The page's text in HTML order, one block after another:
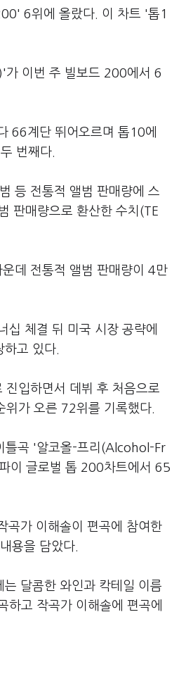
6위에 올랐다. 이 차트 '톱1
이번 주 빌보드 200에서 6
66계단 뛰어오르며 톱10에
번째다.
등 전통적 앨범 판매량에 스
판매량으로 환산한 수치(TE
데 전통적 앨범 판매량이 4만
십 체결 뒤 미국 시장 공략에
고 있다.
입하면서 데뷔 후 처음으로
가 오른 72위를 기록했다.
틀곡 '알코올-프리(Alcohol-Fr
이 글로벌 톱 200차트에서 65
곡가 이해솔이 편곡에 참여한
용을 담았다.
달콤한 와인과 칵테일 이름
하고 작곡가 이해솔에 편곡에